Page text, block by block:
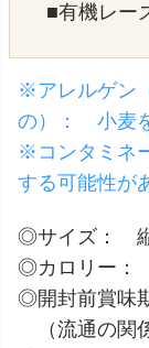
■有機レー
※アレルゲン
の）： 小麦
※コンタミネ
する可能性が
◎サイズ： 縦
◎カロリー：
◎開封前賞味
（流通の関